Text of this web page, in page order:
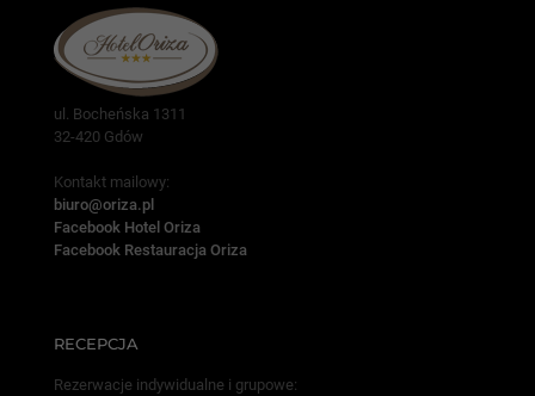
ul. Bocheńska 1311
32-420 Gdów
Kontakt mailowy:
biuro@oriza.pl
Facebook Hotel Oriza
Facebook Restauracja Oriza
RECEPCJA
Rezerwacje indywidualne i grupowe: